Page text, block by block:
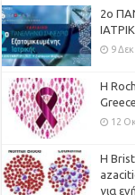
2ο
9
H
12
Η
για